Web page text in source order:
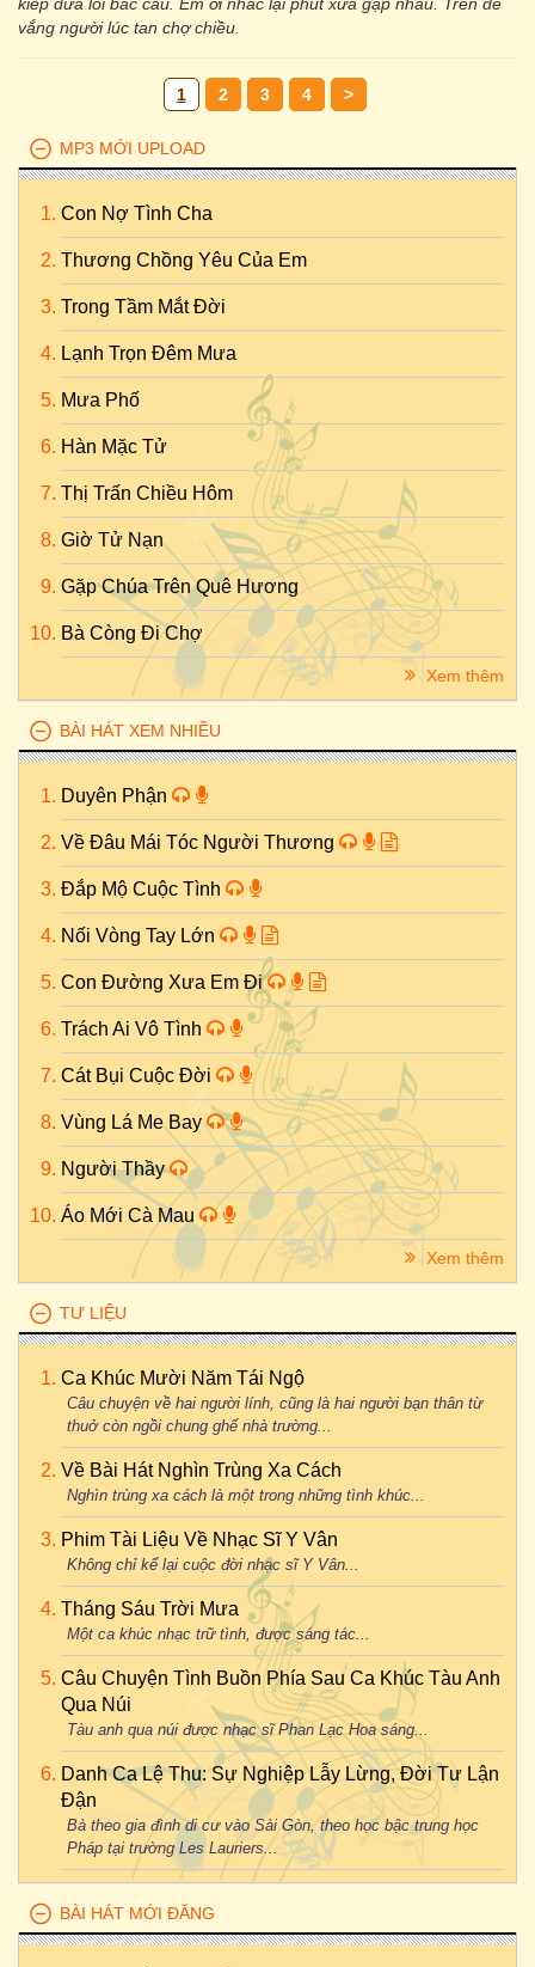
vắng người lúc tan chợ chiều.
1 2 3 4 >
MP3 MỚI UPLOAD
Con Nợ Tình Cha
Thương Chồng Yêu Của Em
Trong Tầm Mắt Đời
Lạnh Trọn Đêm Mưa
Mưa Phố
Hàn Mặc Tử
Thị Trấn Chiều Hôm
Giờ Tử Nạn
Gặp Chúa Trên Quê Hương
Bà Còng Đi Chợ
Xem thêm
BÀI HÁT XEM NHIỀU
Duyên Phận
Về Đâu Mái Tóc Người Thương
Đắp Mộ Cuộc Tình
Nối Vòng Tay Lớn
Con Đường Xưa Em Đi
Trách Ai Vô Tình
Cát Bụi Cuộc Đời
Vùng Lá Me Bay
Người Thầy
Áo Mới Cà Mau
Xem thêm
TƯ LIỆU
Ca Khúc Mười Năm Tái Ngộ
Câu chuyện về hai người lính, cũng là hai người bạn thân từ
thuở còn ngồi chung ghế nhà trường...
Về Bài Hát Nghìn Trùng Xa Cách
Nghìn trùng xa cách là một trong những tình khúc...
Phim Tài Liệu Về Nhạc Sĩ Y Vân
Không chỉ kể lại cuộc đời nhạc sĩ Y Vân...
Tháng Sáu Trời Mưa
Một ca khúc nhạc trữ tình, được sáng tác...
Câu Chuyện Tình Buồn Phía Sau Ca Khúc Tàu Anh
Qua Núi
Tàu anh qua núi được nhạc sĩ Phan Lạc Hoa sáng...
Danh Ca Lệ Thu: Sự Nghiệp Lẫy Lừng, Đời Tư Lận
Đận
Bà theo gia đình di cư vào Sài Gòn, theo học bậc trung học
Pháp tại trường Les Lauriers...
BÀI HÁT MỚI ĐĂNG